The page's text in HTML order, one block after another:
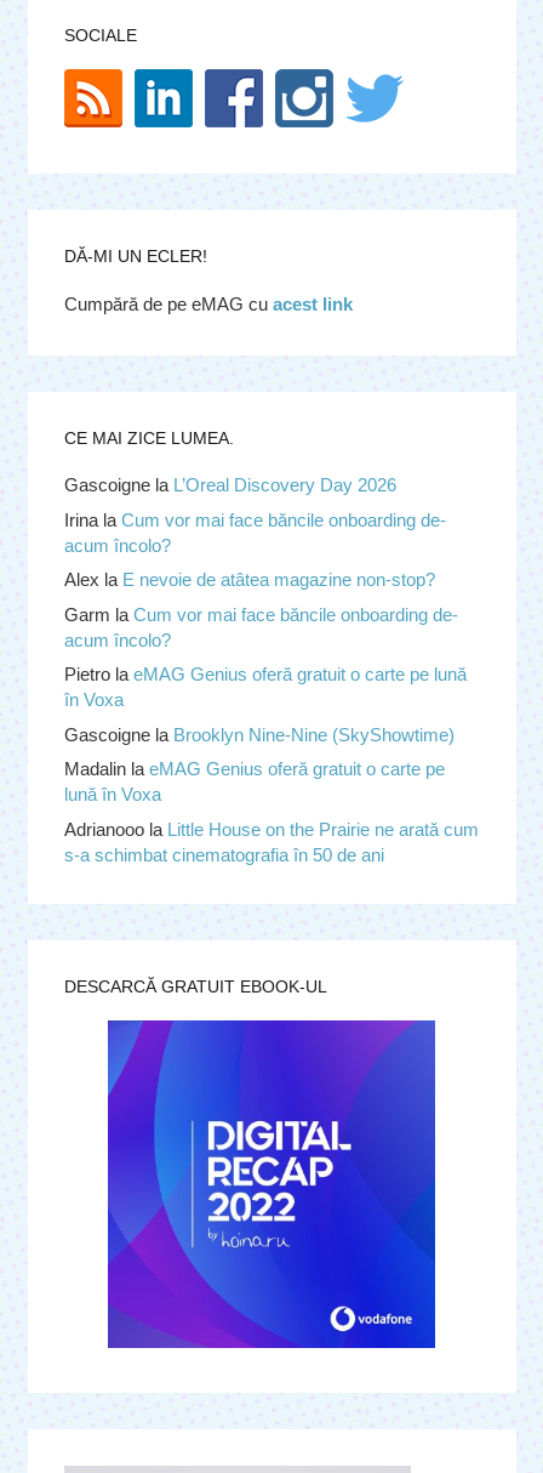
SOCIALE
DĂ-MI UN ECLER!
Cumpără de pe eMAG cu acest link
CE MAI ZICE LUMEA.
Gascoignela L’Oreal Discovery Day 2026
Irinala Cum vor mai face băncile onboarding de-
acum încolo?
Alex la E nevoie de atâtea magazine non-stop?
Garm la Cum vor mai face băncile onboarding de-
acum încolo?
Pietrola eMAG Genius oferă gratuit o carte pe lună
în Voxa
Gascoignela Brooklyn Nine-Nine (SkyShowtime)
Madalinla eMAG Genius oferă gratuit o carte pe
lună în Voxa
Adrianooola Little House on the Prairie ne arată cum
s-a schimbat cinematografia în 50 de ani
DESCARCĂ GRATUIT EBOOK-UL